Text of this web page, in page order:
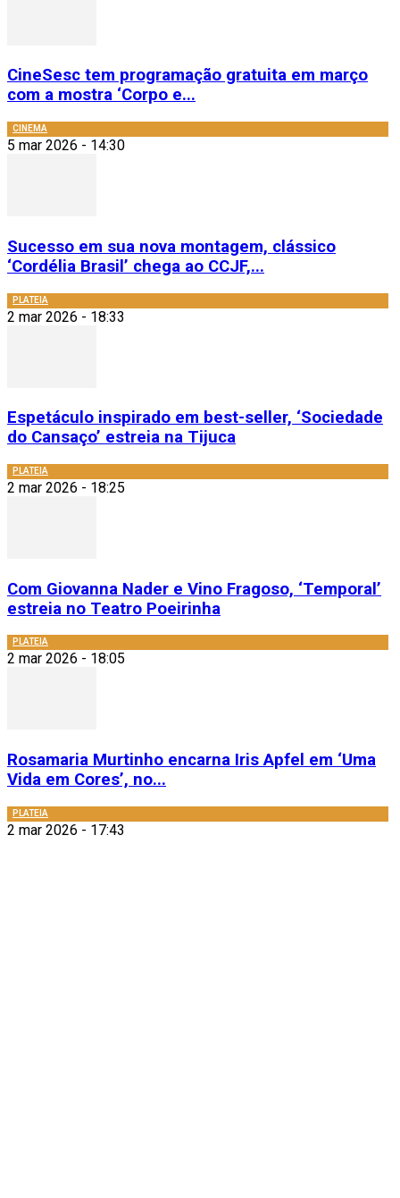
CineSesc tem programação gratuita em março
com a mostra ‘Corpo e...
CINEMA
5 mar 2026 - 14:30
Sucesso em sua nova montagem, clássico
‘Cordélia Brasil’ chega ao CCJF,...
PLATEIA
2 mar 2026 - 18:33
Espetáculo inspirado em best-seller, ‘Sociedade
do Cansaço’ estreia na Tijuca
PLATEIA
2 mar 2026 - 18:25
Com Giovanna Nader e Vino Fragoso, ‘Temporal’
estreia no Teatro Poeirinha
PLATEIA
2 mar 2026 - 18:05
Rosamaria Murtinho encarna Iris Apfel em ‘Uma
Vida em Cores’, no...
PLATEIA
2 mar 2026 - 17:43